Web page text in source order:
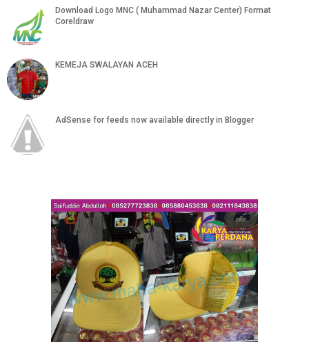
Download Logo MNC ( Muhammad Nazar Center) Format
Coreldraw
KEMEJA SWALAYAN ACEH
AdSense for feeds now available directly in Blogger